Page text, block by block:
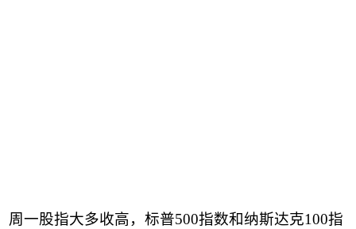
周一股指大多收高，标普500指数和纳斯达克100指